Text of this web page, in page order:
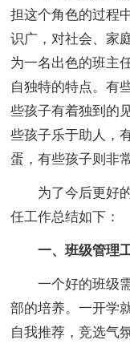
担这个角色的过程
识广，对社会、家
为一名出色的班主
自独特的特点。有
些孩子有着独到的
些孩子乐于助人，
蛋，有些孩子则非
为了今后更好的
任工作总结如下：
一、班级管理
一个好的班级需
部的培养。一开学
自我推荐，竞选气